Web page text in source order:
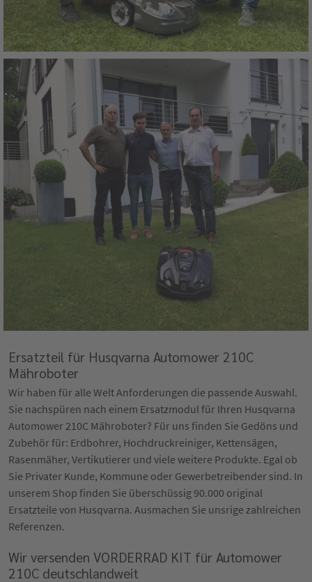
Ersatzteil für Husqvarna Automower 210C
Mähroboter
Wir haben für alle Welt Anforderungen die passende Auswahl.
Sie nachspüren nach einem Ersatzmodul für Ihren Husqvarna
Automower 210C Mähroboter? Für uns finden Sie Gedöns und
Zubehör für: Erdbohrer, Hochdruckreiniger, Kettensägen,
Rasenmäher, Vertikutierer und viele weitere Produkte. Egal ob
Sie Privater Kunde, Kommune oder Gewerbetreibender sind. In
unserem Shop finden Sie überschüssig 90.000 original
Ersatzteile von Husqvarna. Ausmachen Sie unsrige zahlreichen
Referenzen.
Wir versenden VORDERRAD KIT für Automower
210C deutschlandweit